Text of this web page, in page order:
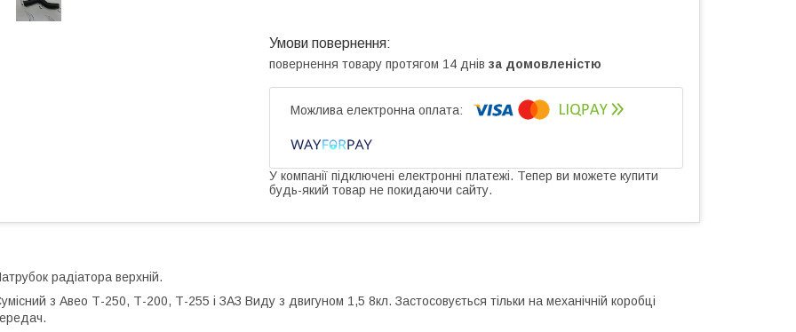
повернення товару протягом 14 днів за домовленістю
У компанії підключені електронні платежі. Тепер ви можете купити
будь-який товар не покидаючи сайту.
радіатора верхній.
з Авео Т-250, Т-200, Т-255 і ЗАЗ Виду з двигуном 1,5 8кл. Застосовується тільки на механічній коробці